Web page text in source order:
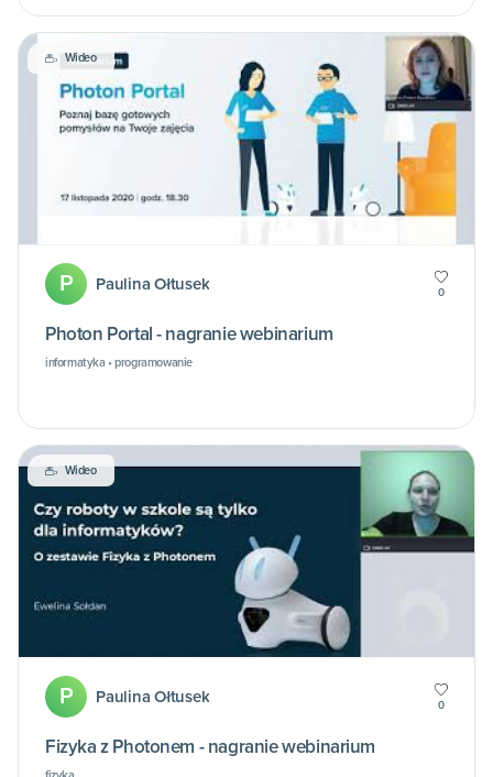
Wideo
P Paulina Ołtusek 0
Photon Portal - nagranie webinarium
informatyka • programowanie
Wideo
P Paulina Ołtusek 0
Fizyka z Photonem - nagranie webinarium